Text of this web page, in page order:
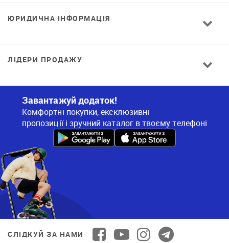
ЮРИДИЧНА ІНФОРМАЦІЯ
ЛІДЕРИ ПРОДАЖУ
Завантажуй додаток!
Комфортні покупки, ексклюзивні
пропозиції і зручний каталог в твоєму телефоні
СЛІДКУЙ ЗА НАМИ